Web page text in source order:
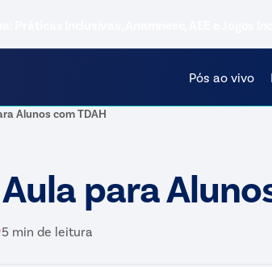
Pós ao vivo
Alunos com TDAH
para
5 min de leitura